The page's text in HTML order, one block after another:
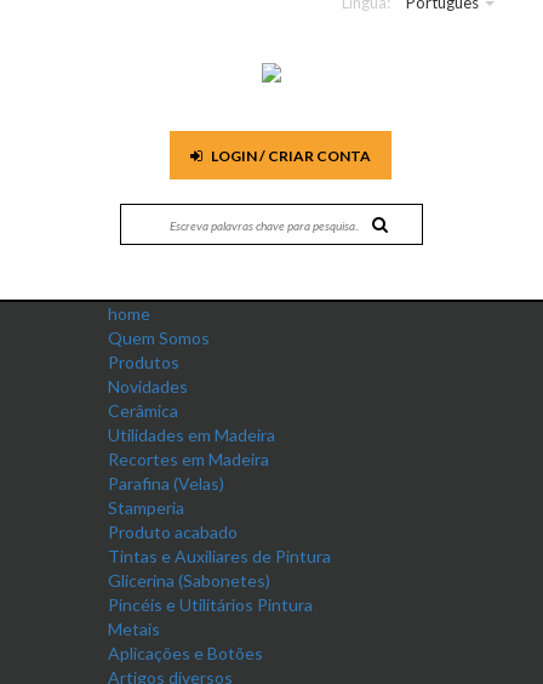
LOGIN / CRIAR CONTA
home
Quem Somos
Produtos
Novidades
Cerâmica
Utilidades em Madeira
Recortes em Madeira
Parafina (Velas)
Stamperia
Produto acabado
Tintas e Auxiliares de Pintura
Glicerina (Sabonetes)
Pincéis e Utilitários Pintura
Metais
Aplicações e Botões
Artigos diversos